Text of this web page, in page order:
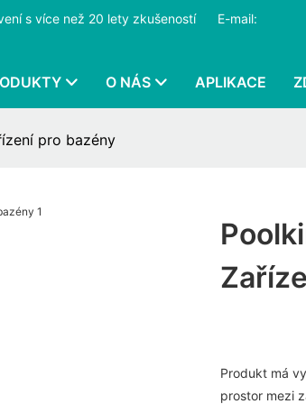
s více než 20 lety zkušeností
E-mail:
O NÁS APLIKACE
pro bazény
Produkt má
prostor mezi